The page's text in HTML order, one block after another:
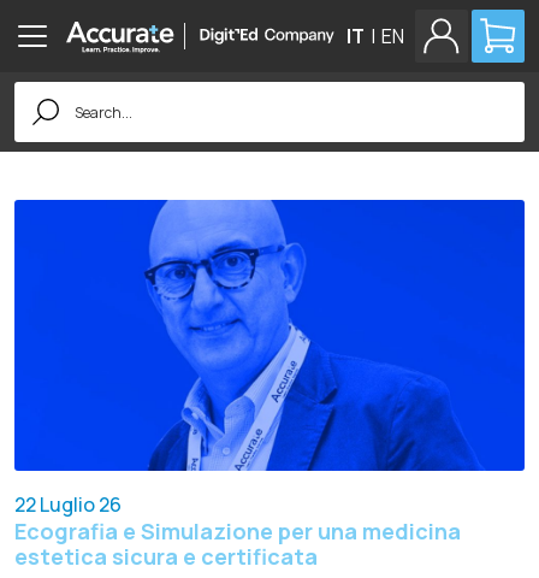
IT | EN
Search
for:
22 Luglio 26
Ecografia e Simulazione per una medicina
estetica sicura e certificata